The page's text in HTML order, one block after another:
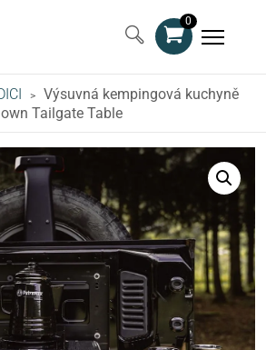
0
>
Výsuvná kempingová kuchyně
Tailgate Table